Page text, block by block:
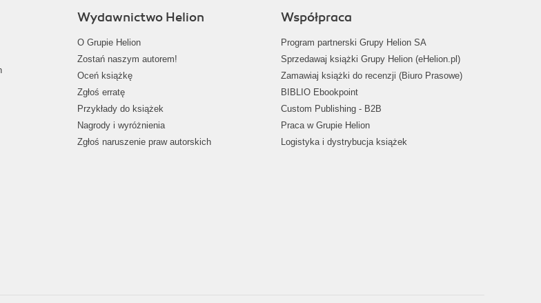
Wydawnictwo Helion
O Grupie Helion
Zostań naszym autorem!
Oceń książkę
Zgłoś erratę
Przykłady do książek
Nagrody i wyróżnienia
Zgłoś naruszenie praw autorskich
Współpraca
Program partnerski Grupy Helion SA
Sprzedawaj książki Grupy Helion (eHelion.pl)
Zamawiaj książki do recenzji (Biuro Prasowe)
BIBLIO Ebookpoint
Custom Publishing - B2B
Praca w Grupie Helion
Logistyka i dystrybucja książek